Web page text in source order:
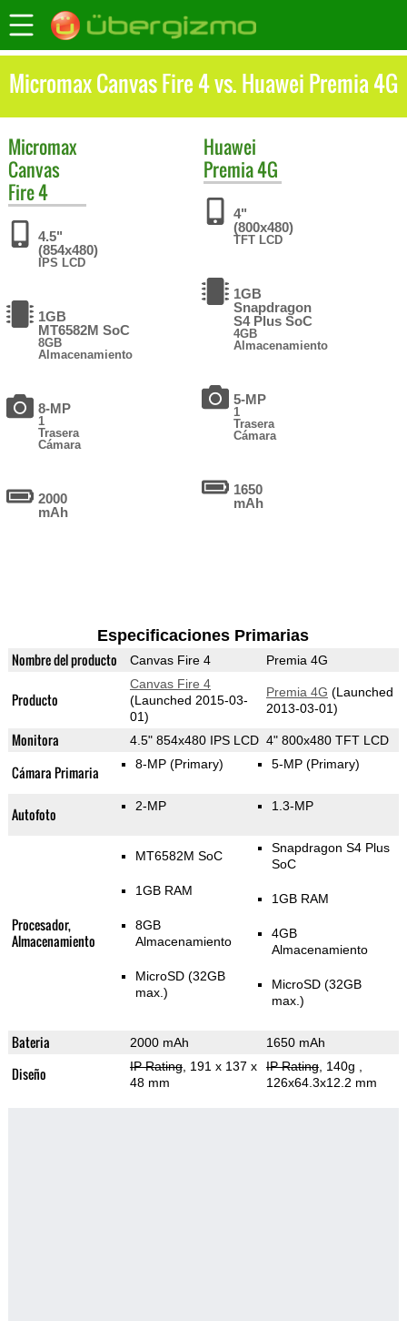
Micromax Canvas Fire 4 vs. Huawei Premia 4G
Micromax
Canvas
Fire 4
4.5"
(854x480)
IPS LCD
1GB
MT6582M SoC
8GB
Almacenamiento
8-MP
1
Trasera
Cámara
2000
mAh
Huawei
Premia 4G
4"
(800x480)
TFT LCD
1GB
Snapdragon
S4 Plus SoC
4GB
Almacenamiento
5-MP
1
Trasera
Cámara
1650
mAh
Especificaciones Primarias
Nombre del producto Canvas Fire 4 Premia 4G
Producto
Canvas Fire 4
(Launched 2015-03-
01)
Premia 4G (Launched
2013-03-01)
Monitora 4.5" 854x480 IPS LCD 4" 800x480 TFT LCD
Cámara Primaria 8-MP (Primary) 5-MP (Primary)
Autofoto 2-MP 1.3-MP
Procesador,
Almacenamiento
MT6582M SoC
1GB RAM
8GB
Almacenamiento
MicroSD (32GB
max.)
Snapdragon S4 Plus
SoC
1GB RAM
4GB
Almacenamiento
MicroSD (32GB
max.)
Bateria 2000 mAh 1650 mAh
Diseño IP Rating, 191 x 137 x
48 mm
IP Rating, 140g
126x64.3x12.2 mm